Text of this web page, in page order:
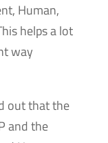
Human,
helps a lot
way
out that the
and the